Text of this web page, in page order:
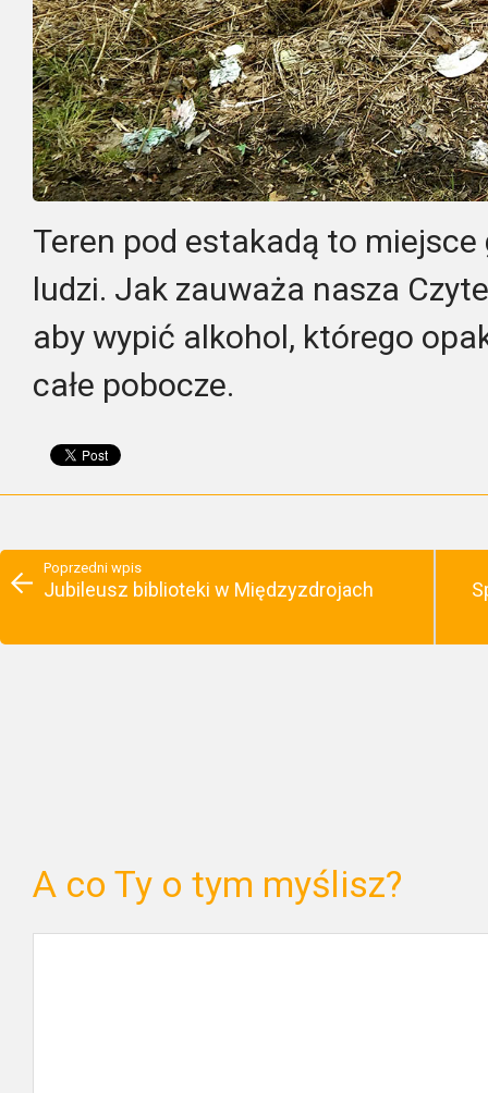
Teren pod estakadą to
ludzi. Jak zauważa nasza
aby wypić alkohol, którego
całe pobocze.
Poprzedni wpis
Jubileusz biblioteki w Międzyzdrojach
A co Ty o tym myślisz?